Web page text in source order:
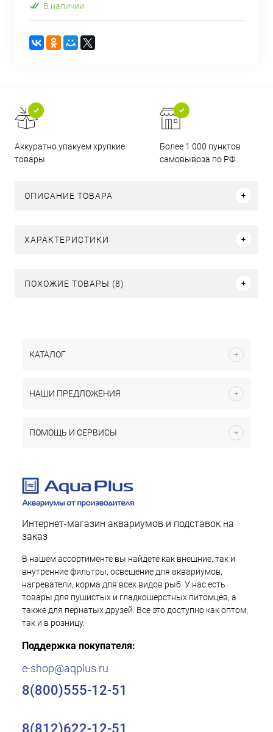
В наличии
Аккуратно упакуем хрупкие
товары
Более 1 000 пунктов
самовывоза по РФ
ОПИСАНИЕ ТОВАРА
ХАРАКТЕРИСТИКИ
ПОХОЖИЕ ТОВАРЫ (8)
КАТАЛОГ
НАШИ ПРЕДЛОЖЕНИЯ
ПОМОЩЬ И СЕРВИСЫ
Интернет-магазин аквариумов и подставок на
заказ
В нашем ассортименте вы найдете как внешние, так и
внутренние фильтры, освещение для аквариумов,
нагреватели, корма для всех видов рыб. У нас есть
товары для пушистых и гладкошерстных питомцев, а
также для пернатых друзей. Все это доступно как оптом,
так и в розницу.
Поддержка покупателя:
e-shop@aqplus.ru
8(800)555-12-51
8(812)622-12-51